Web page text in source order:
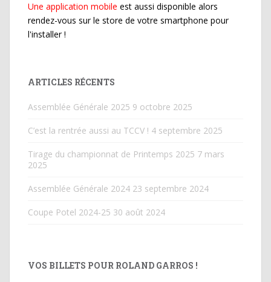
Une application mobile est aussi disponible alors
rendez-vous sur le store de votre smartphone pour
l'installer !
ARTICLES RÉCENTS
Assemblée Générale 2025 9 octobre 2025
C’est la rentrée aussi au TCCV ! 4 septembre 2025
Tirage du championnat de Printemps 2025 7 mars
2025
Assemblée Générale 2024 23 septembre 2024
Coupe Potel 2024-25 30 août 2024
VOS BILLETS POUR ROLAND GARROS !